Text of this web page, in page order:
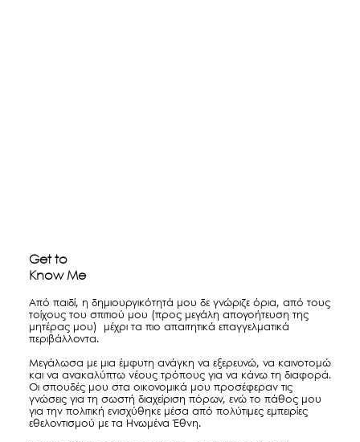
Από παιδί, η δημιουργικότητά μου δε γνώριζε όρια, από τους
τοίχους του σπιτιού μου (προς μεγάλη απογοήτευση της
μητέρας μου) μέχρι τα πιο απαιτητικά επαγγελματικά
περιβάλλοντα.
Μεγάλωσα με μια έμφυτη ανάγκη να εξερευνώ, να καινοτομώ
και να ανακαλύπτω νέους τρόπους για να κάνω τη διαφορά.
Οι σπουδές μου στα οικονομικά μου προσέφεραν τις
γνώσεις για τη σωστή διαχείριση πόρων, ενώ το πάθος μου
για την πολιτική ενισχύθηκε μέσα από πολύτιμες εμπειρίες
εθελοντισμού με τα Ηνωμένα Έθνη.
Get to
Know Me